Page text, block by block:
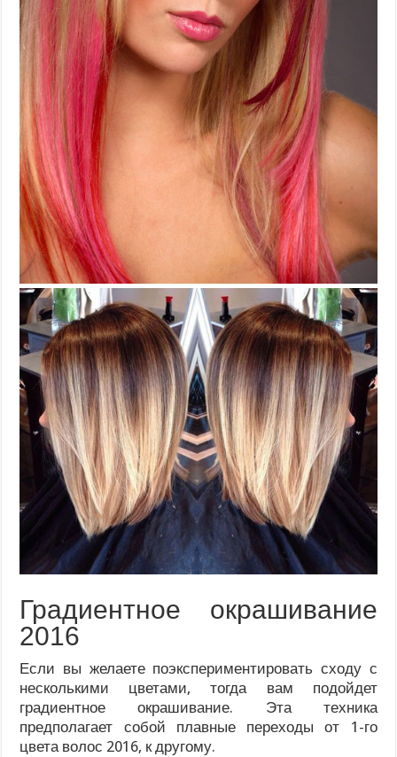
Градиентное окрашивание
2016
Если вы желаете поэкспериментировать сходу с
несколькими цветами, тогда вам подойдет
градиентное окрашивание. Эта техника
предполагает собой плавные переходы от 1-го
цвета волос 2016, к другому.